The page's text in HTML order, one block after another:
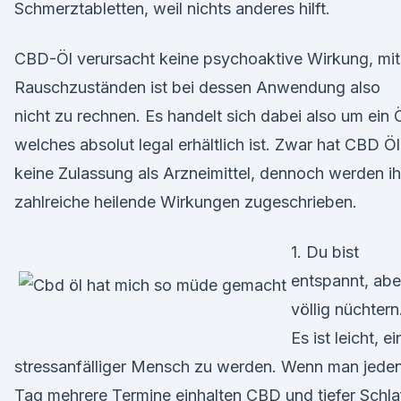
Schmerztabletten, weil nichts anderes hilft.
CBD-Öl verursacht keine psychoaktive Wirkung, mit
Rauschzuständen ist bei dessen Anwendung also
nicht zu rechnen. Es handelt sich dabei also um ein
welches absolut legal erhältlich ist. Zwar hat CBD Öl
keine Zulassung als Arzneimittel, dennoch werden
zahlreiche heilende Wirkungen zugeschrieben.
1. Du bist
entspannt,
völlig nüchtern.
Es ist leicht,
stressanfälliger Mensch zu werden. Wenn man
Tag mehrere Termine einhalten CBD und tiefer